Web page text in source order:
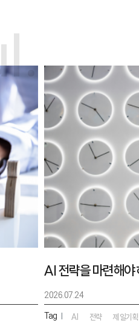
AI 전략을 마련해야
2026.07.24
Tag | AI 전략 제일기획